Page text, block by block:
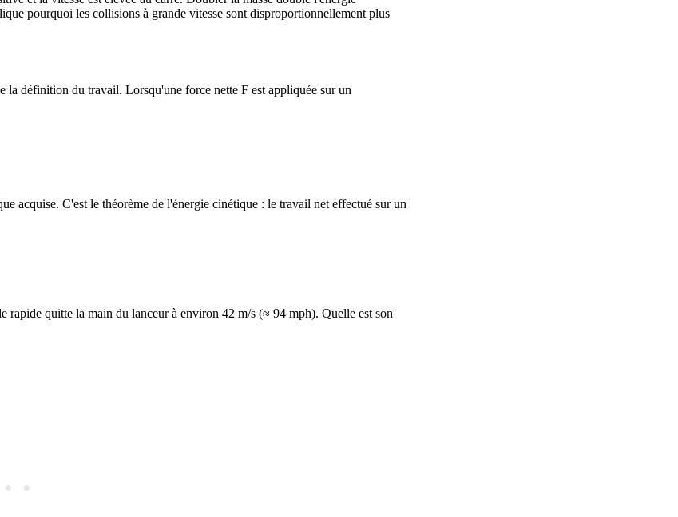
pourquoi les collisions à grande vitesse sont disproportionnellement plus
définition du travail. Lorsqu'une force nette F est appliquée sur un
acquise. C'est le théorème de l'énergie cinétique : le travail net effectué sur un
rapide quitte la main du lanceur à environ 42 m/s (≈ 94 mph). Quelle est son